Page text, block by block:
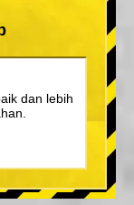
dan lebih